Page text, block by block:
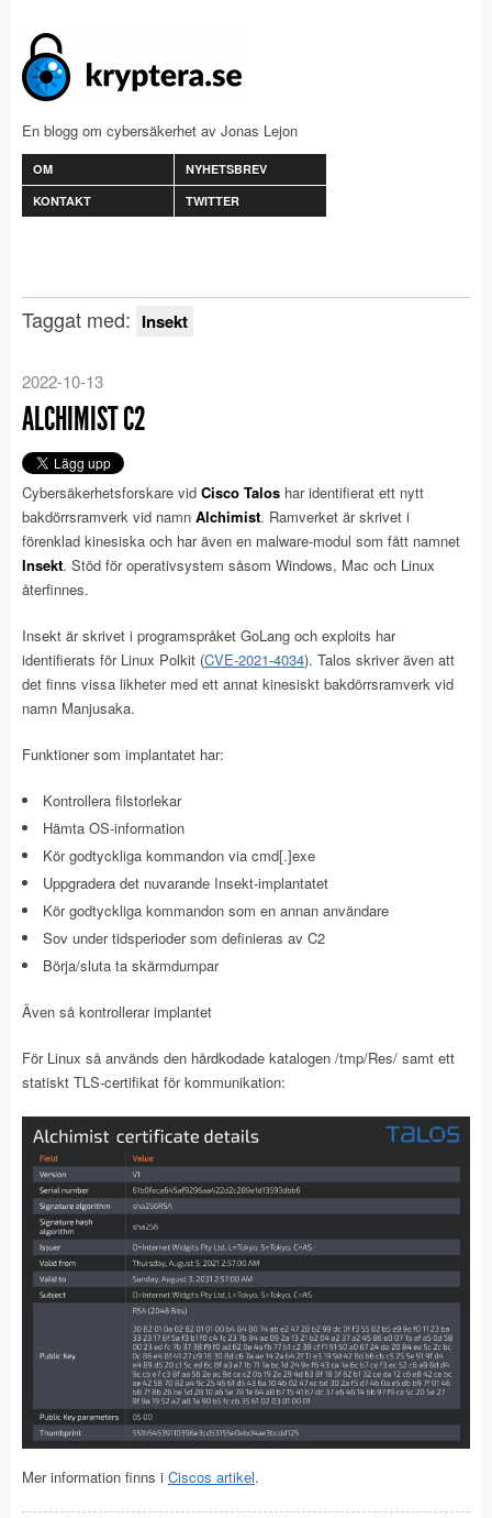
En blogg om cybersäkerhet av Jonas Lejon
OM
NYHETSBREV
KONTAKT
TWITTER
Taggat med: Insekt
2022-10-13
ALCHIMIST C2
Cybersäkerhetsforskare vid Cisco Talos har identifierat ett nytt
bakdörrsramverk vid namn Alchimist. Ramverket är skrivet i
förenklad kinesiska och har även en malware-modul som fått namnet
Insekt. Stöd för operativsystem såsom Windows, Mac och Linux
återfinnes.
Insekt är skrivet i programspråket GoLang och exploits har
identifierats för Linux Polkit (CVE-2021-4034). Talos skriver även att
det finns vissa likheter med ett annat kinesiskt bakdörrsramverk vid
namn Manjusaka.
Funktioner som implantatet har:
Kontrollera filstorlekar
Hämta OS-information
Kör godtyckliga kommandon via cmd[.]exe
Uppgradera det nuvarande Insekt-implantatet
Kör godtyckliga kommandon som en annan användare
Sov under tidsperioder som definieras av C2
Börja/sluta ta skärmdumpar
Även så kontrollerar implantet
För Linux så används den hårdkodade katalogen /tmp/Res/ samt ett
statiskt TLS-certifikat för kommunikation:
Mer information finns i Ciscos artikel.